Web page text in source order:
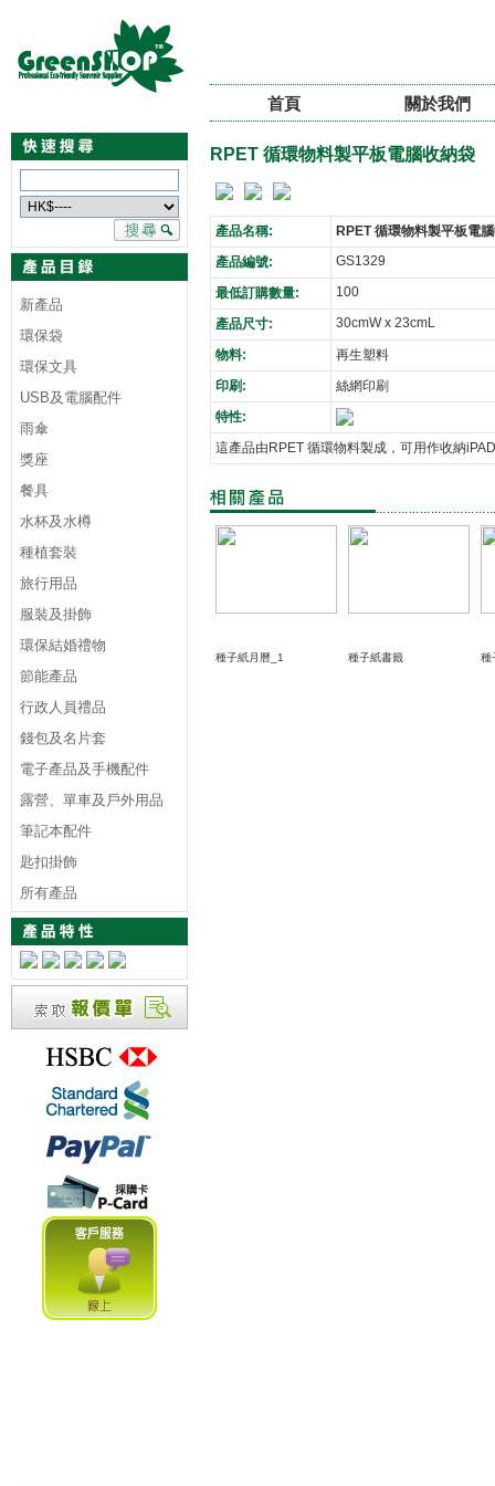
首頁 關於我們
新產品
環保袋
環保文具
USB及電腦配件
雨傘
獎座
餐具
水杯及水樽
種植套裝
旅行用品
服裝及掛飾
環保結婚禮物
節能產品
行政人員禮品
錢包及名片套
電子產品及手機配件
露營、單車及戶外用品
筆記本配件
匙扣掛飾
所有產品
RPET 循環物料製平板電腦收納袋
產品名稱:
RPET 循環物料製平板電
產品編號:
GS1329
最低訂購數量: 100
產品尺寸: 30cmW x 23cmL
物料:
再生塑料
印刷:
絲網印刷
特性:
這產品由RPET 循環物料製成，可用作收納
種子紙月曆_1 種子紙書籤 種